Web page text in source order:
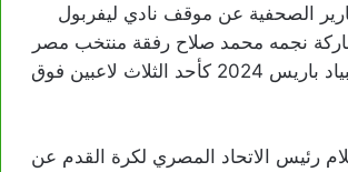
الصحفية عن موقف نادي ليفربول
نجمه محمد صلاح رفقة منتخب مصر
الأولمبي في أولمبياد باريس 2024 كأحد الثلاث لاعبين فوق
رئيس الاتحاد المصري لكرة القدم عن